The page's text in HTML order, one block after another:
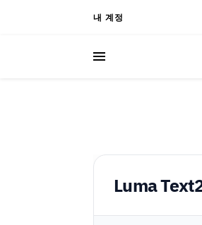
내 계정
Luma